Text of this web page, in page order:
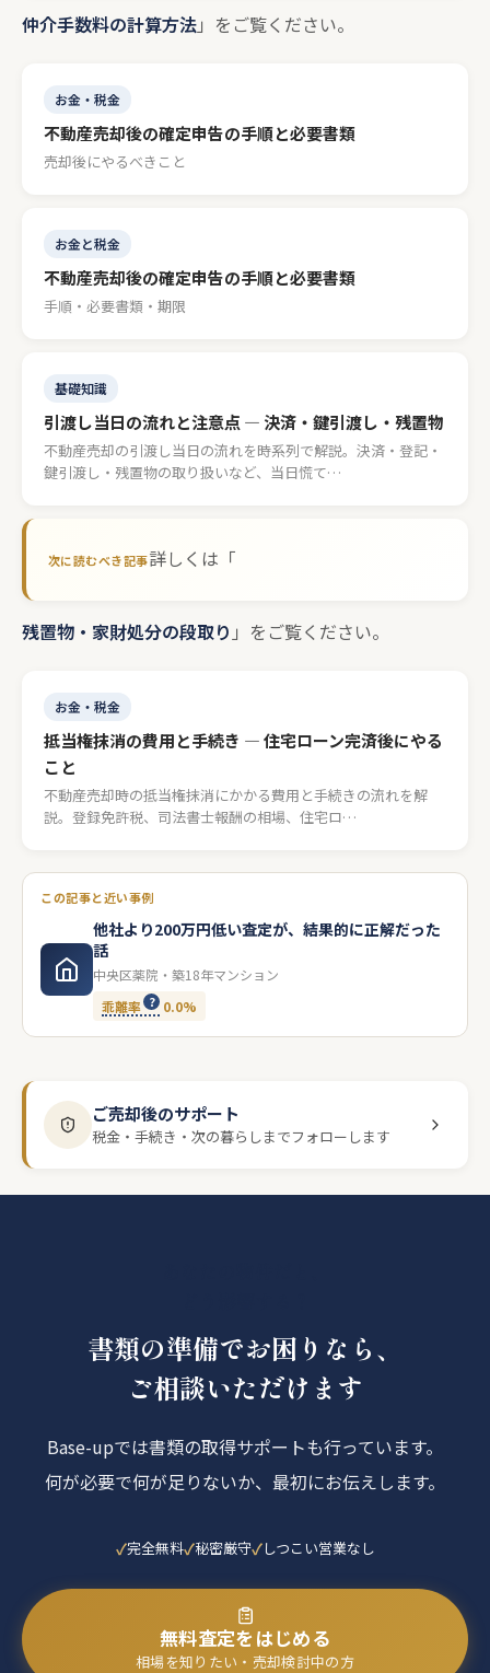
仲介手数料の計算方法」をご覧ください。
お金・税金
不動産売却後の確定申告の手順と必要書類
売却後にやるべきこと
お金と税金
不動産売却後の確定申告の手順と必要書類
手順・必要書類・期限
基礎知識
引渡し当日の流れと注意点 — 決済・鍵引渡し・残置物
不動産売却の引渡し当日の流れを時系列で解説。決済・登記・
鍵引渡し・残置物の取り扱いなど、当日慌て…
詳しくは「
残置物・家財処分の段取り 」をご覧ください。
お金・税金
抵当権抹消の費用と手続き — 住宅ローン完済後にやる
こと
不動産売却時の抵当権抹消にかかる費用と手続きの流れを解
説。登録免許税、司法書士報酬の相場、住宅ロ…
この記事と近い事例
他社より200万円低い査定が、結果的に正解だった
話
中央区薬院・築18年マンション
乖離率
0.0%
ご売却後のサポート
税金・手続き・次の暮らしまでフォローします
書類の準備でお困りなら、
ご相談いただけます
Base-upでは書類の取得サポートも行っています。
何が必要で何が足りないか、最初にお伝えします。
完全無料 秘密厳守 しつこい営業なし
無料査定をはじめる
相場を知りたい・売却検討中の方